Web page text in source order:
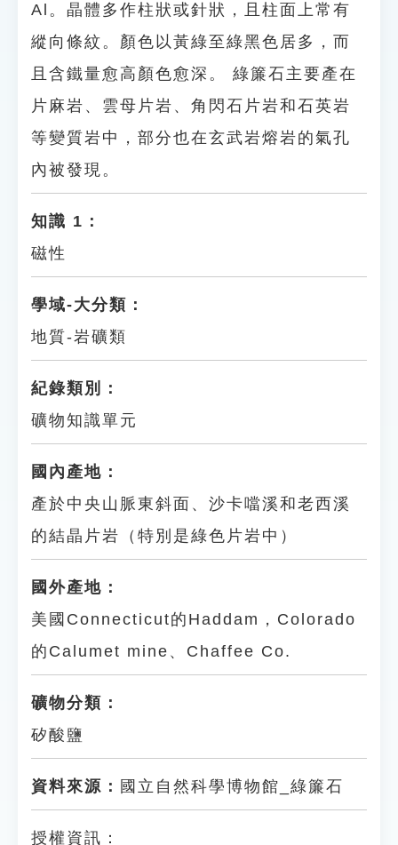
Al。晶體多作柱狀或針狀，且柱面上常有
縱向條紋。顏色以黃綠至綠黑色居多，而
且含鐵量愈高顏色愈深。 綠簾石主要產在
片麻岩、雲母片岩、角閃石片岩和石英岩
等變質岩中，部分也在玄武岩熔岩的氣孔
內被發現。
知識 1：
磁性
學域-大分類：
地質-岩礦類
紀錄類別：
礦物知識單元
國內產地：
產於中央山脈東斜面、沙卡噹溪和老西溪
的結晶片岩（特別是綠色片岩中）
國外產地：
美國Connecticut的Haddam，Colorado
的Calumet mine、Chaffee Co.
礦物分類：
矽酸鹽
資料來源： 國立自然科學博物館_綠簾石
授權資訊：